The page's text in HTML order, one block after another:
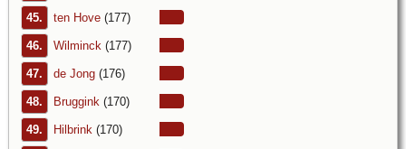
45. ten Hove (177)
46. Wilminck (177)
47. de Jong (176)
48. Bruggink (170)
49. Hilbrink (170)